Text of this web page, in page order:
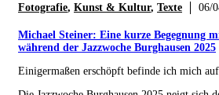
Fotografie, Kunst & Kultur, Texte 06/
Michael Steiner: Eine kurze Begegnung
während der Jazzwoche Burghausen 2025
Einigermaßen erschöpft befinde ich mich